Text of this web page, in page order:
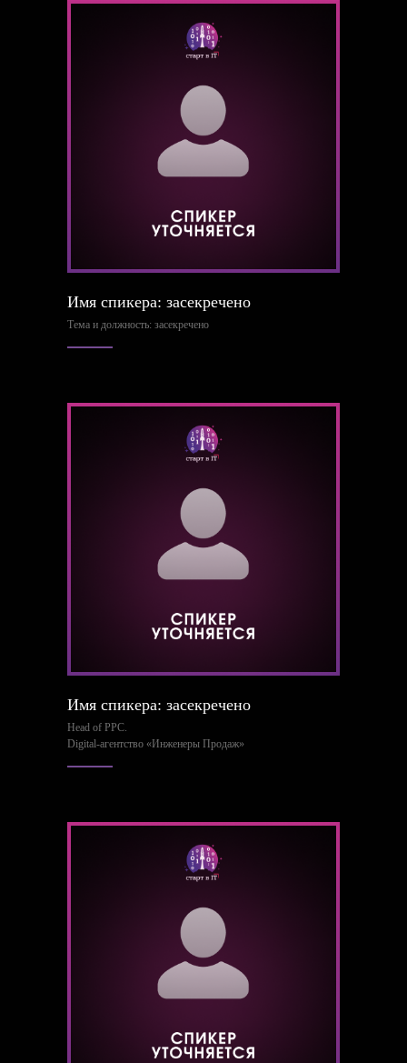
Имя спикера: засекречено
Тема и должность: засекречено
Имя спикера: засекречено
Head of PPC.
Digital-агентство «Инженеры Продаж»